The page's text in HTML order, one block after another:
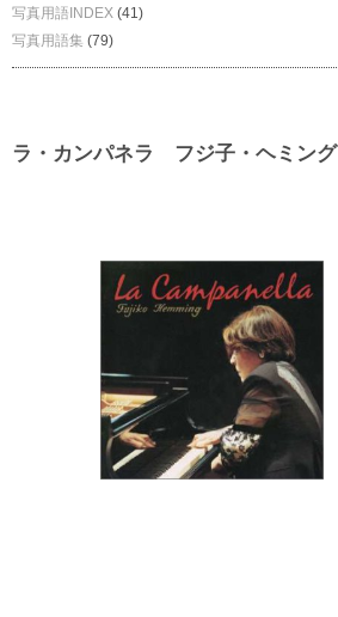
写真用語INDEX (41)
写真用語集 (79)
ラ・カンパネラ フジ子・ヘミング